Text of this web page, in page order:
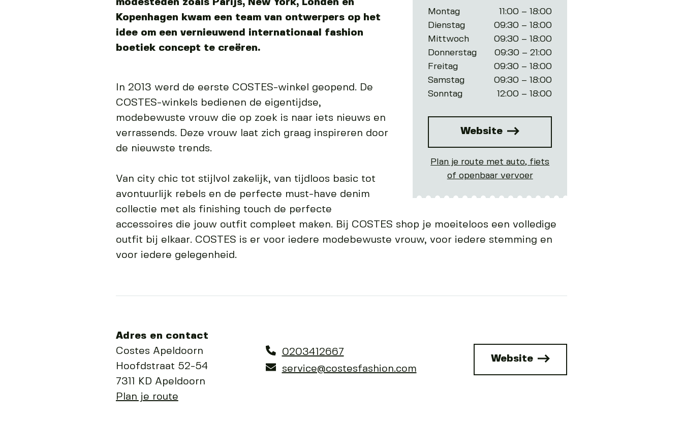
Montag
11:00 – 18:00
Dienstag
09:30 – 18:00
Mittwoch
09:30 – 18:00
Donnerstag
09:30 – 21:00
Freitag
09:30 – 18:00
Samstag
09:30 – 18:00
Sonntag
12:00 – 18:00
Website
Plan je route met auto, fiets
of openbaar vervoer
modesteden zoals Parijs, New York, Londen en
Kopenhagen kwam een ​​team van ontwerpers op het
idee om een ​​vernieuwend internationaal fashion
boetiek concept te creëren.
In 2013 werd de eerste COSTES-winkel geopend. De
COSTES-winkels bedienen de eigentijdse,
modebewuste vrouw die op zoek is naar iets nieuws en
verrassends. Deze vrouw laat zich graag inspireren door
de nieuwste trends.
Van city chic tot stijlvol zakelijk, van tijdloos basic tot
avontuurlijk rebels en de perfecte must-have denim
collectie met als finishing touch de perfecte
accessoires die jouw outfit compleet maken. Bij COSTES shop je moeiteloos een volledige
outfit bij elkaar. COSTES is er voor iedere modebewuste vrouw, voor iedere stemming en
voor iedere gelegenheid.
Adres en contact
Costes Apeldoorn
Hoofdstraat 52-54
7311 KD Apeldoorn
Plan je route
0203412667
service@costesfashion.com
Website